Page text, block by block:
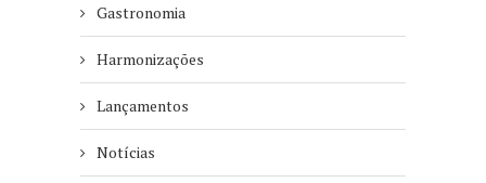
Gastronomia
Harmonizações
Lançamentos
Notícias